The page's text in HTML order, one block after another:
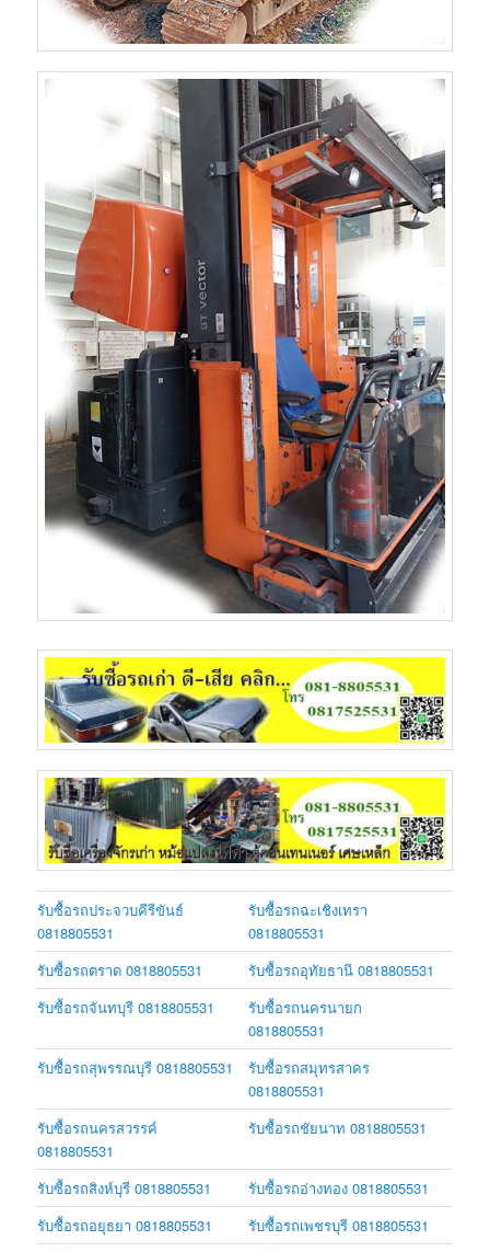
รับซื้อรถประจวบคีรีขันธ์
0818805531
รับซื้อรถฉะเชิงเทรา
0818805531
รับซื้อรถตราด 0818805531
รับซื้อรถอุทัยธานี 0818805531
รับซื้อรถจันทบุรี 0818805531
รับซื้อรถนครนายก
0818805531
รับซื้อรถสุพรรณบุรี 0818805531
รับซื้อรถสมุทรสาคร
0818805531
รับซื้อรถนครสวรรค์
0818805531
รับซื้อรถชัยนาท 0818805531
รับซื้อรถสิงห์บุรี 0818805531
รับซื้อรถอ่างทอง 0818805531
รับซื้อรถอยุธยา 0818805531
รับซื้อรถเพชรบุรี 0818805531